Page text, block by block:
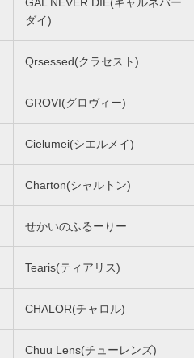
GAL NEVER DIE(ギャルネバー
ダイ)
Qrsessed(クラセスト)
GROVI(グロヴィー)
Cielumei(シエルメイ)
Charton(シャルトン)
せかいのふるーりー
Tearis(ティアリス)
CHALOR(チャロル)
Chuu Lens(チューレンズ)